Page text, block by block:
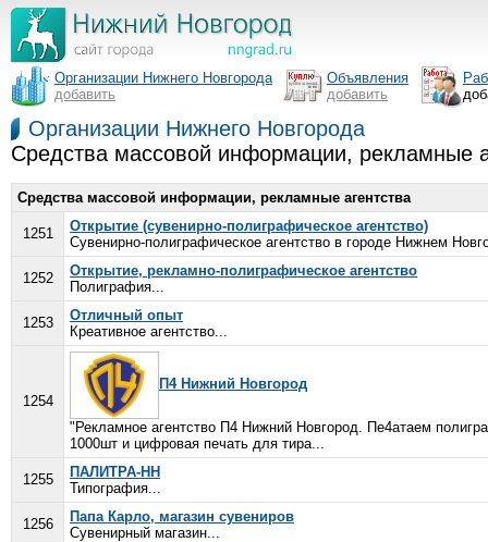
Организации Нижнего Новгорода
добавить
Объявления
добавить
Организации Нижнего Новгорода
Средства массовой информации, рекламные
Средства массовой информации, рекламные агентства
1251
Открытие (сувенирно-полиграфическое агентство)
Сувенирно-полиграфическое агентство в городе Нижнем
1252
Открытие, рекламно-полиграфическое агентство
Полиграфия...
1253
Отличный опыт
Креативное агентство...
1254
П4 Нижний Новгород
"Рекламное агентство П4 Нижний Новгород. Пе4атаем
1000шт и цифровая печать для тира...
1255
ПАЛИТРА-НН
Типография...
1256
Папа Карло, магазин сувениров
Сувенирный магазин...